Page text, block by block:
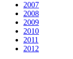
2007
2008
2009
2010
2011
2012